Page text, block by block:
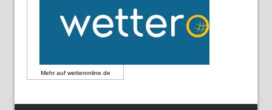
Mehr auf wetteronline.de